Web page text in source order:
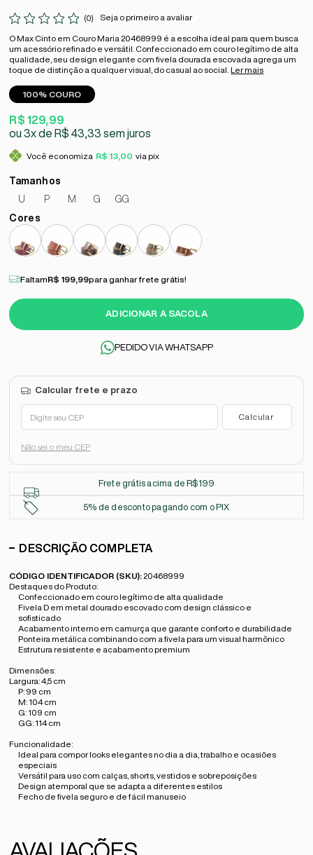
(0) Seja o primeiro a avaliar
O Max Cinto em Couro Maria 20468999 é a escolha ideal para quem busca
um acessório refinado e versátil. Confeccionado em couro legítimo de alta
qualidade, seu design elegante com fivela dourada escovada agrega um
toque de distinção a qualquer visual, do casual ao social. Ler mais
100% COURO
R$ 129,99
3x
R$ 43,33sem juros
Você economiza R$ 13,00 via pix
U P M G GG
ADICIONAR A SACOLA
FaltamR$ 199,99para ganhar frete grátis!
PEDIDO VIA WHATSAPP
Não sei o meu CEP
Frete grátis acima de R$199
5% de desconto pagando com o PIX
DESCRIÇÃO COMPLETA
CÓDIGO IDENTIFICADOR (SKU): 20468999
Destaques do Produto:
Confeccionado em couro legítimo de alta qualidade
Fivela D em metal dourado escovado com design clássico e
sofisticado
Acabamento interno em camurça que garante conforto e durabilidade
Ponteira metálica combinando com a fivela para um visual harmônico
Estrutura resistente e acabamento premium
Dimensões:
Largura: 4,5 cm
P: 99 cm
M: 104 cm
G: 109 cm
GG: 114 cm
Funcionalidade:
Ideal para compor looks elegantes no dia a dia, trabalho e ocasiões
especiais
Versátil para uso com calças, shorts, vestidos e sobreposições
Design atemporal que se adapta a diferentes estilos
Fecho de fivela seguro e de fácil manuseio